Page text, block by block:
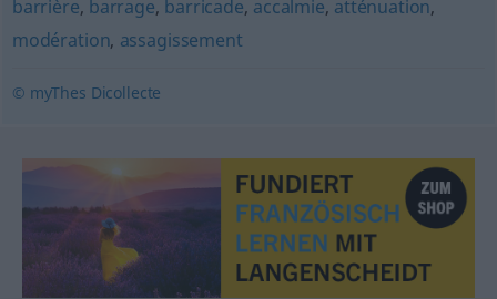
barrière, barrage, barricade, accalmie, atténuation,
modération, assagissement
© myThes Dicollecte